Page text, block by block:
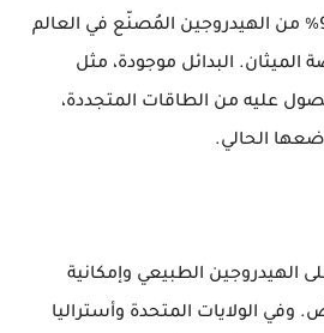
بالمناخ. ويأتي أكثر من 90% من الهيدروجين المُصنّع في العالم
الميثان. البدائل موجودة، مثل
عليه من الطاقات المتجددة،
الحالي.
على الهيدروجين الطبيعي وإمكانية
وفي الولايات المتحدة وأستراليا